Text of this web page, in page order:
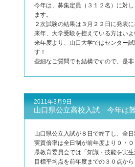
今年は、募集定員（３１２名）に対
ます。
２次試験の結果は３月２２日に発表に
来年、大学受験を控えている方はいよ
来年度より、山口大学ではセンター
す！
些細なご質問でも結構ですので、是非
2011年3月9日
山口県公立高校入試 今年は難
山口県公立入試が８日で終了し、全
実質倍率は全日制が前年度より０・
県教育委員会では「知識・技能を実
目標平均点を前年度までの３０点から